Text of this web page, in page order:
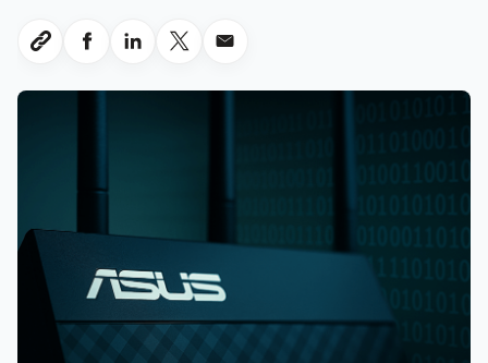
Link masolasa
Megosztas Facebookon
Megosztas LinkedInen
Megosztas X-en
Megosztas emailben